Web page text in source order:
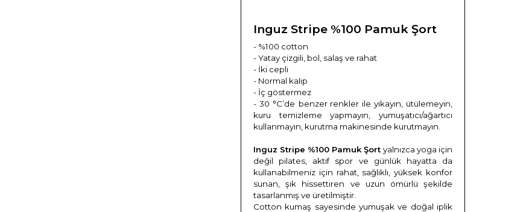
Inguz Stripe %100 Pamuk Şort
- %100 cotton
- Yatay çizgili, bol, salaş ve rahat
- İki cepli
- Normal kalıp
- İç göstermez
- 30 °C’de benzer renkler ile yıkayın, ütülemeyin,
kuru temizleme yapmayın, yumuşatıcı/ağartıcı
kullanmayın, kurutma makinesinde kurutmayın.
Inguz Stripe %100 Pamuk Şort yalnızca yoga için
değil pilates, aktif spor ve günlük hayatta da
kullanabilmeniz için rahat, sağlıklı, yüksek konfor
sunan, şık hissettiren ve uzun ömürlü şekilde
tasarlanmış ve üretilmiştir.
Cotton kumaş sayesinde yumuşak ve doğal iplik